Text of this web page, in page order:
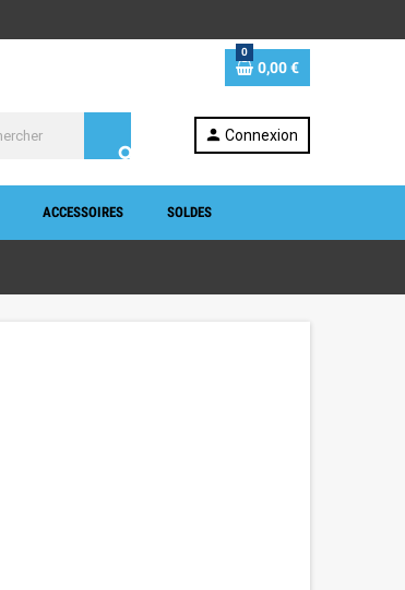
0
0,00 €
search
person Connexion
ACCESSOIRES SOLDES